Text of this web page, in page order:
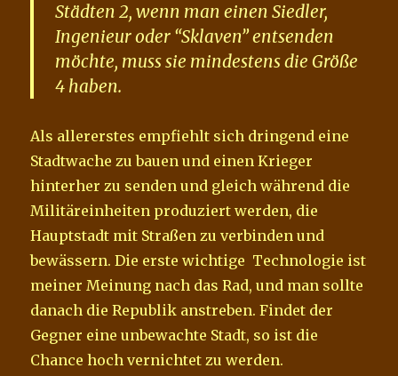
Städten 2, wenn man einen Siedler,
Ingenieur oder “Sklaven” entsenden
möchte, muss sie mindestens die Größe
4 haben.
Als allererstes empfiehlt sich dringend eine
Stadtwache zu bauen und einen Krieger
hinterher zu senden und gleich während die
Militäreinheiten produziert werden, die
Hauptstadt mit Straßen zu verbinden und
bewässern. Die erste wichtige Technologie ist
meiner Meinung nach das Rad, und man sollte
danach die Republik anstreben. Findet der
Gegner eine unbewachte Stadt, so ist die
Chance hoch vernichtet zu werden.